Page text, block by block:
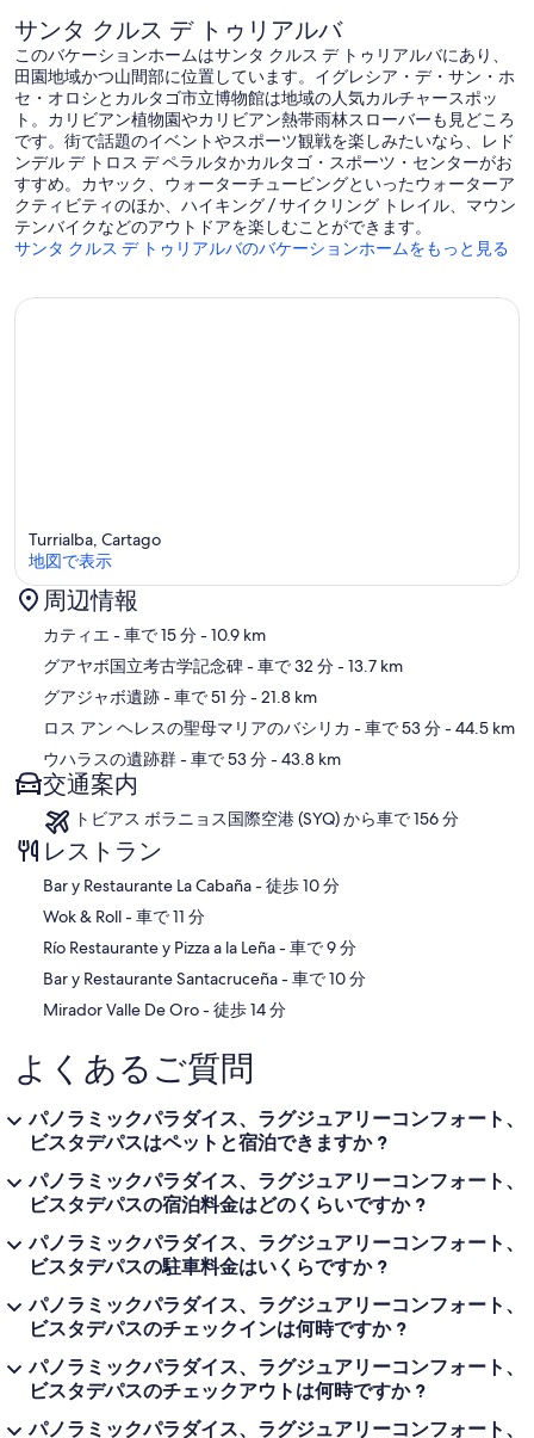
ェックアウトをリクエストすると、正午までにチェックアウトでき
ます。 他の予約に基づいてお客様のリクエストに対応できるよう最
善を尽くします。
*幼児キットと子供用エンターテイメントキットがあり、それぞれ
25ドルの追加料金で利用できます。 幼児用キットには、トリオ、
木製の線路、車のあるホットホイールトラックなど、幼児に適した
おもちゃと本が含まれています。 キッズエンターテイメントキット
には、パズル、レゴ、本が含まれています。 休憩を取り、子供たち
に私たちのお気に入りを楽しんでもらいましょう！
サンタ クルス デ トゥリアルバ
このバケーションホームはサンタ クルス デ トゥリアルバにあり、
田園地域かつ山間部に位置しています。イグレシア・デ・サン・ホ
セ・オロシとカルタゴ市立博物館は地域の人気カルチャースポッ
ト。カリビアン植物園やカリビアン熱帯雨林スローバーも見どころ
です。街で話題のイベントやスポーツ観戦を楽しみたいなら、レド
ンデル デ トロス デ ペラルタかカルタゴ・スポーツ・センターがお
すすめ。カヤック、ウォーターチュービングといったウォーターア
クティビティのほか、ハイキング / サイクリング トレイル、マウン
テンバイクなどのアウトドアを楽しむことができます。
サンタ クルス デ トゥリアルバのバケーションホームをもっと見る
地図
Turrialba, Cartago
地図で表示
周辺情報
カティエ - 車で 15 分- 10.9 km
グアヤボ国立考古学記念碑- 車で 32 分- 13.7 km
グアジャボ遺跡- 車で 51 分- 21.8 km
ロス アン ヘレスの聖母マリアのバシリカ - 車で 53 分- 44.5 km
ウハラスの遺跡群- 車で 53 分- 43.8 km
交通案内
トビアス ボラニョス国際空港 (SYQ) から車で 156 分
レストラン
‪Bar y Restaurante La Cabaña - ‬徒歩 10 分
‪Wok & Roll - ‬車で 11 分
‪Río Restaurante y Pizza a la Leña - ‬車で 9 分
‪Bar y Restaurante Santacruceña - ‬車で 10 分
‪Mirador Valle De Oro - ‬徒歩 14 分
よくあるご質問
パノラミックパラダイス、ラグジュアリーコンフォート、
ビスタデパスはペットと宿泊できますか ?
パノラミックパラダイス、ラグジュアリーコンフォート、
ビスタデパスの宿泊料金はどのくらいですか ?
パノラミックパラダイス、ラグジュアリーコンフォート、
ビスタデパスの駐車料金はいくらですか ?
パノラミックパラダイス、ラグジュアリーコンフォート、
ビスタデパスのチェックインは何時ですか ?
パノラミックパラダイス、ラグジュアリーコンフォート、
ビスタデパスのチェックアウトは何時ですか ?
パノラミックパラダイス、ラグジュアリーコンフォート、